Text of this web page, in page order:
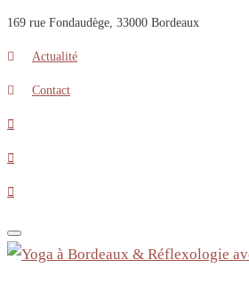
169 rue Fondaudège, 33000 Bordeaux
Actualité
Contact
Toggle
navigation